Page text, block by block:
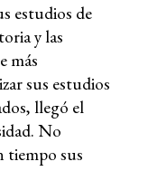
estudios de
y las
más
sus estudios
llegó el
No
sus